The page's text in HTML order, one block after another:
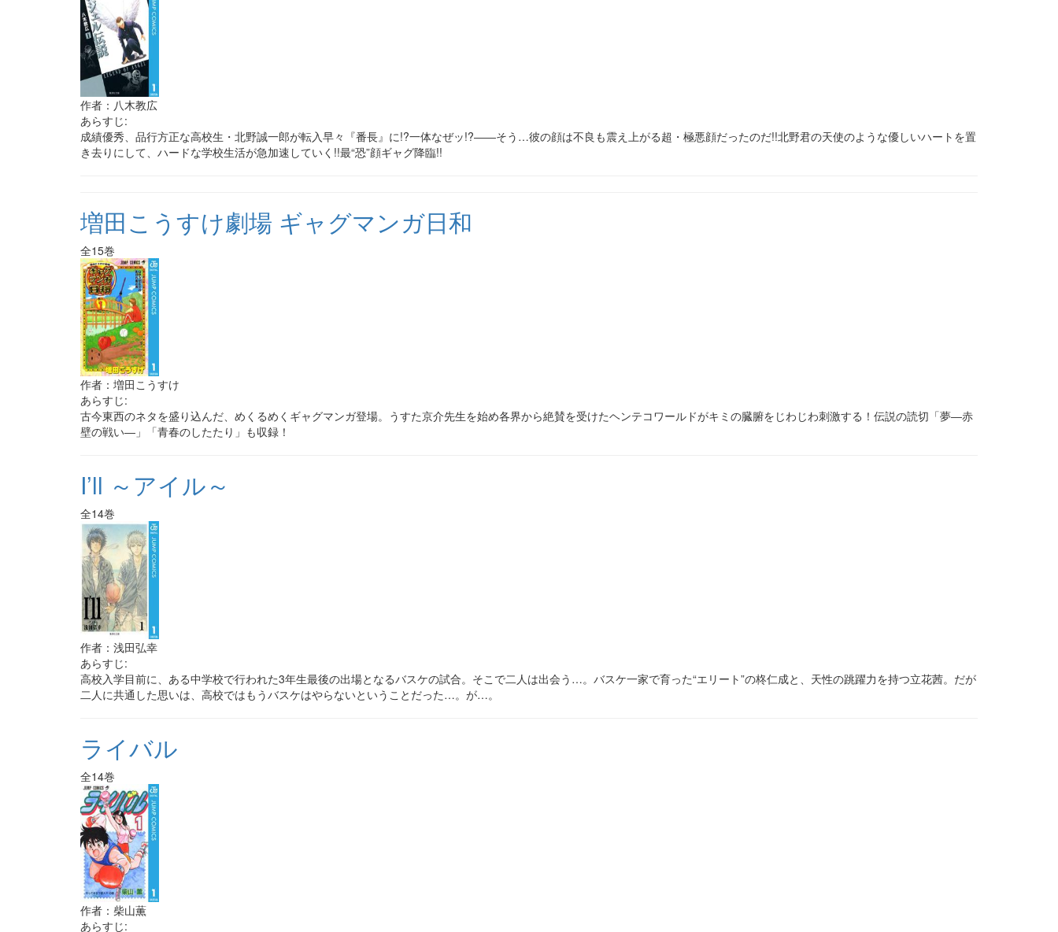
作者：八木教広
あらすじ:
成績優秀、品行方正な高校生・北野誠一郎が転入早々『番長』に!?一体なぜッ!?――そう…彼の顔は不良も震え上がる超・極悪顔だったのだ!!北野君の天使のような優しいハートを置
き去りにして、ハードな学校生活が急加速していく!!最“恐”顔ギャグ降臨!!
増田こうすけ劇場 ギャグマンガ日和
全15巻
作者：増田こうすけ
あらすじ:
古今東西のネタを盛り込んだ、めくるめくギャグマンガ登場。うすた京介先生を始め各界から絶賛を受けたヘンテコワールドがキミの臓腑をじわじわ刺激する！伝説の読切「夢―赤
壁の戦い―」「青春のしたたり」も収録！
I’ll ～アイル～
全14巻
作者：浅田弘幸
あらすじ:
高校入学目前に、ある中学校で行われた3年生最後の出場となるバスケの試合。そこで二人は出会う…。バスケ一家で育った“エリート”の柊仁成と、天性の跳躍力を持つ立花茜。だが
二人に共通した思いは、高校ではもうバスケはやらないということだった…。が…。
ライバル
全14巻
作者：柴山薫
あらすじ: